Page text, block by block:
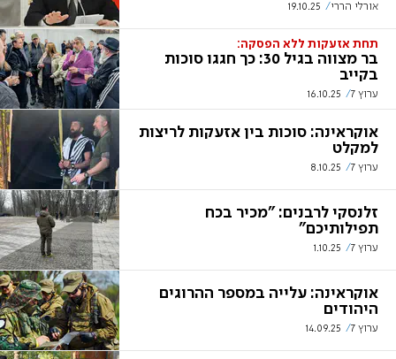
אורלי הררי 19.10.25
תחת אזעקות ללא הפסקה:
בר מצווה בגיל 30: כך חגגו סוכות
בקייב
ערוץ 7 16.10.25
אוקראינה: סוכות בין אזעקות לריצות
למקלט
ערוץ 7 8.10.25
זלנסקי לרבנים: "מכיר בכח
תפילותיכם"
ערוץ 7 1.10.25
אוקראינה: עלייה במספר ההרוגים
היהודים
ערוץ 7 14.09.25